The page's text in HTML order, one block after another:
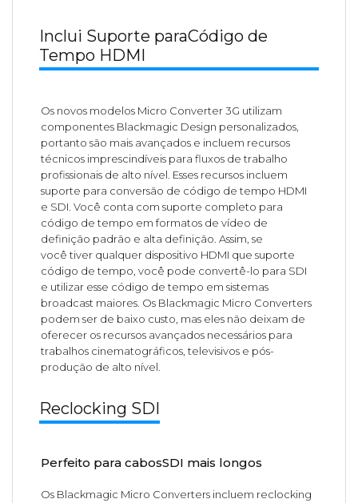
Inclui Suporte paraCódigo de
Tempo HDMI
Os novos modelos Micro Converter 3G utilizam
componentes Blackmagic Design personalizados,
portanto são mais avançados e incluem recursos
técnicos imprescindíveis para fluxos de trabalho
profissionais de alto nível. Esses recursos incluem
suporte para conversão de código de tempo HDMI
e SDI. Você conta com suporte completo para
código de tempo em formatos de vídeo de
definição padrão e alta definição. Assim, se
você tiver qualquer dispositivo HDMI que suporte
código de tempo, você pode convertê-lo para SDI
e utilizar esse código de tempo em sistemas
broadcast maiores. Os Blackmagic Micro Converters
podem ser de baixo custo, mas eles não deixam de
oferecer os recursos avançados necessários para
trabalhos cinematográficos, televisivos e pós-
produção de alto nível.
Reclocking SDI
Perfeito para cabosSDI mais longos
Os Blackmagic Micro Converters incluem reclocking